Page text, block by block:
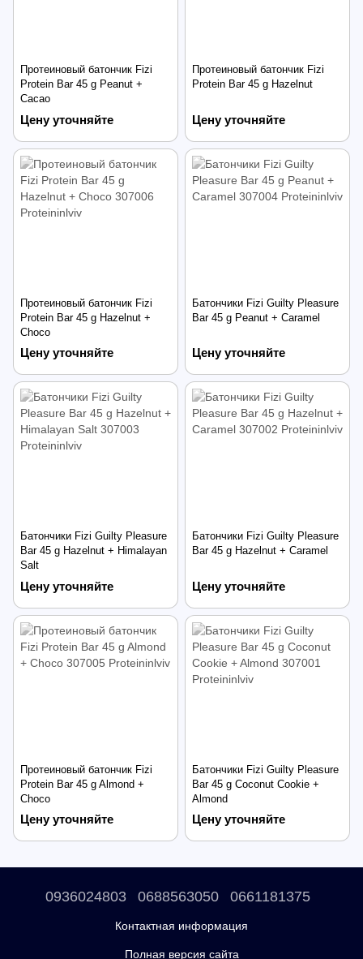
Протеиновый батончик Fizi
Protein Bar 45 g Peanut +
Cacao
Цену уточняйте
Протеиновый батончик Fizi
Protein Bar 45 g Hazelnut
Цену уточняйте
Протеиновый батончик Fizi
Protein Bar 45 g Hazelnut +
Choco
Цену уточняйте
Батончики Fizi Guilty Pleasure
Bar 45 g Peanut + Caramel
Цену уточняйте
Батончики Fizi Guilty Pleasure
Bar 45 g Hazelnut + Himalayan
Salt
Цену уточняйте
Батончики Fizi Guilty Pleasure
Bar 45 g Hazelnut + Caramel
Цену уточняйте
Протеиновый батончик Fizi
Protein Bar 45 g Almond +
Choco
Цену уточняйте
Батончики Fizi Guilty Pleasure
Bar 45 g Coconut Cookie +
Almond
Цену уточняйте
0936024803 0688563050 0661181375
Контактная информация
Полная версия сайта